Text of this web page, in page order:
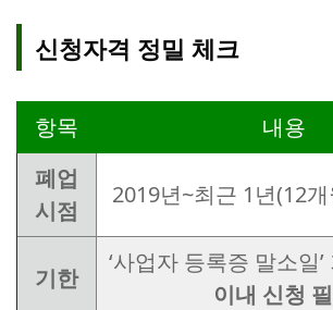
신청자격 정밀 체크
항목
내용
폐업
시점
2019년~최근 1년(12
기한
‘사업자 등록증 말소일’
이내 신청